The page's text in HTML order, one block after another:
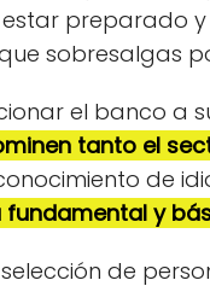
estar preparado
sobresalgas
el banco a
tanto el
de
fundamental y
de